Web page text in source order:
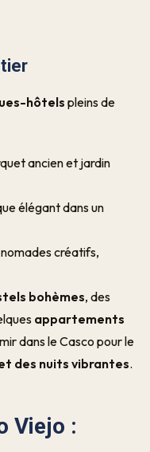
hôtels pleins de
ancien et jardin
élégant dans un
créatifs,
bohèmes, des
appartements
dans le Casco pour le
des nuits vibrantes.
Viejo :